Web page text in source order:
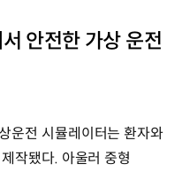
안전한 가상 운전
운전 시뮬레이터는 환자와
작됐다. 아울러 중형